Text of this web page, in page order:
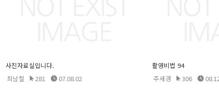
사진자료실입니다.
최남철
281 07.08.02
촬영비법 94
주세경
306